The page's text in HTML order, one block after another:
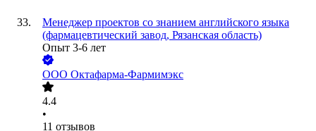
Менеджер проектов со знанием английского языка
(фармацевтический завод, Рязанская область)
Опыт 3-6 лет
ООО Октафарма-Фармимэкс
4.4
•
11 отзывов